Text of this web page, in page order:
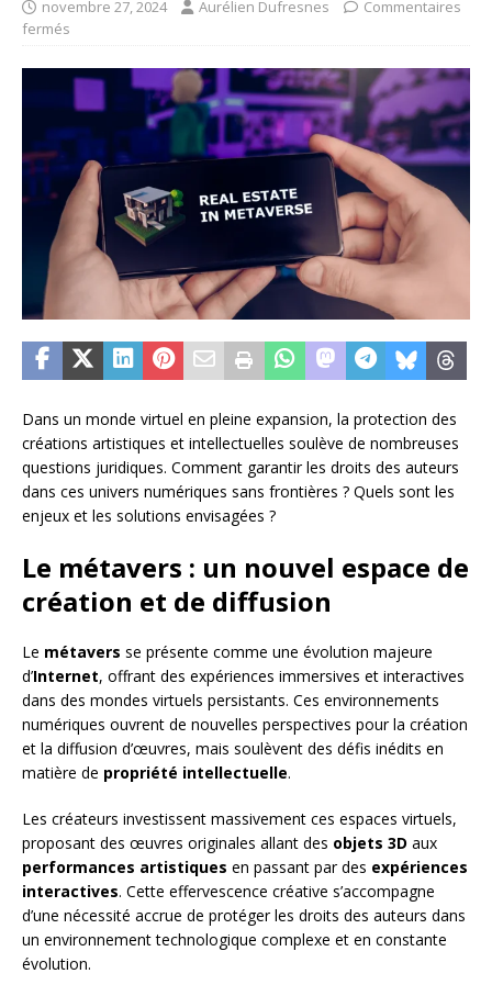
novembre 27, 2024 Aurélien Dufresnes
Commentaires
fermés
Dans un monde virtuel en pleine expansion, la protection des
créations artistiques et intellectuelles soulève de nombreuses
questions juridiques. Comment garantir les droits des auteurs
dans ces univers numériques sans frontières ? Quels sont les
enjeux et les solutions envisagées ?
Le métavers : un nouvel espace de
création et de diffusion
Le métavers se présente comme une évolution majeure
d’Internet, offrant des expériences immersives et interactives
dans des mondes virtuels persistants. Ces environnements
numériques ouvrent de nouvelles perspectives pour la création
et la diffusion d’œuvres, mais soulèvent des défis inédits en
matière de propriété intellectuelle.
Les créateurs investissent massivement ces espaces virtuels,
proposant des œuvres originales allant des objets 3D aux
performances artistiques en passant par des expériences
interactives. Cette effervescence créative s’accompagne
d’une nécessité accrue de protéger les droits des auteurs dans
un environnement technologique complexe et en constante
évolution.